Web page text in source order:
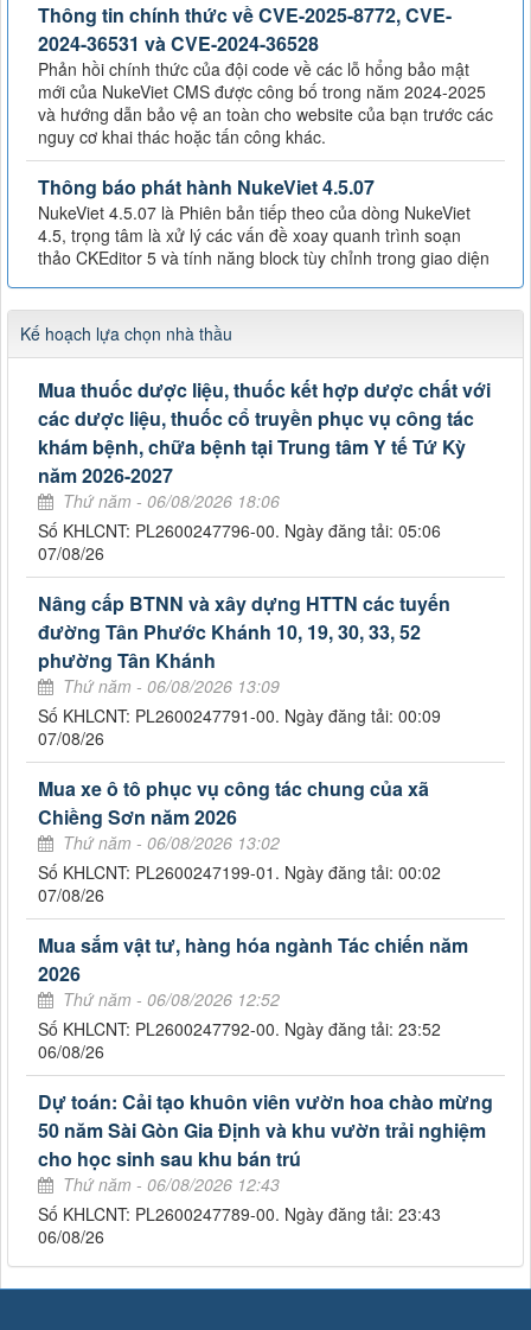
Thông tin chính thức về CVE-2025-8772, CVE-
2024-36531 và CVE-2024-36528
Phản hồi chính thức của đội code về các lỗ hổng bảo mật
mới của NukeViet CMS được công bố trong năm 2024-2025
và hướng dẫn bảo vệ an toàn cho website của bạn trước các
nguy cơ khai thác hoặc tấn công khác.
Thông báo phát hành NukeViet 4.5.07
NukeViet 4.5.07 là Phiên bản tiếp theo của dòng NukeViet
4.5, trọng tâm là xử lý các vấn đề xoay quanh trình soạn
thảo CKEditor 5 và tính năng block tùy chỉnh trong giao diện
Kế hoạch lựa chọn nhà thầu
Mua thuốc dược liệu, thuốc kết hợp dược chất với
các dược liệu, thuốc cổ truyền phục vụ công tác
khám bệnh, chữa bệnh tại Trung tâm Y tế Tứ Kỳ
năm 2026-2027
Thứ năm - 06/08/2026 18:06
Số KHLCNT: PL2600247796-00. Ngày đăng tải: 05:06
07/08/26
Nâng cấp BTNN và xây dựng HTTN các tuyến
đường Tân Phước Khánh 10, 19, 30, 33, 52
phường Tân Khánh
Thứ năm - 06/08/2026 13:09
Số KHLCNT: PL2600247791-00. Ngày đăng tải: 00:09
07/08/26
Mua xe ô tô phục vụ công tác chung của xã
Chiềng Sơn năm 2026
Thứ năm - 06/08/2026 13:02
Số KHLCNT: PL2600247199-01. Ngày đăng tải: 00:02
07/08/26
Mua sắm vật tư, hàng hóa ngành Tác chiến năm
2026
Thứ năm - 06/08/2026 12:52
Số KHLCNT: PL2600247792-00. Ngày đăng tải: 23:52
06/08/26
Dự toán: Cải tạo khuôn viên vườn hoa chào mừng
50 năm Sài Gòn Gia Định và khu vườn trải nghiệm
cho học sinh sau khu bán trú
Thứ năm - 06/08/2026 12:43
Số KHLCNT: PL2600247789-00. Ngày đăng tải: 23:43
06/08/26